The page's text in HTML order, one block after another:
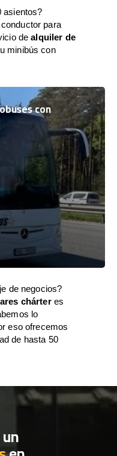
asientos?
para
dealquiler de
minibús con
con
de negocios?
chárteres
lo
eso ofrecemos
de hasta 50